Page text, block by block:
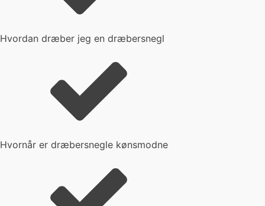
Hvordan dræber jeg en dræbersnegl
Hvornår er dræbersnegle kønsmodne